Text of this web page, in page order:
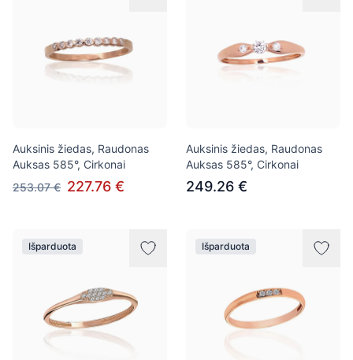
Auksinis žiedas, Raudonas
Auksas 585°, Cirkonai
253.07 € 227.76 €
Auksinis žiedas, Raudonas
Auksas 585°, Cirkonai
249.26 €
Išparduota Išparduota